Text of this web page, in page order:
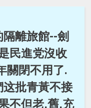
離旅館--劍
民進党沒收
關閉不用了.
批青黃不接
不但老,舊,充